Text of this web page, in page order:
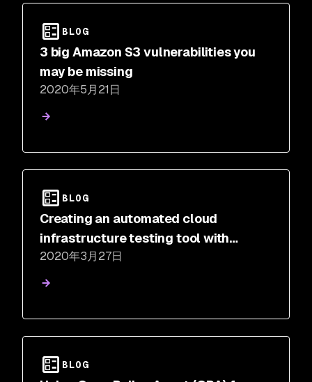
BLOG
3 big Amazon S3 vulnerabilities you
may be missing
2020年5月21日
BLOG
Creating an automated cloud
infrastructure testing tool with
Terraform and PyTest
2020年3月27日
BLOG